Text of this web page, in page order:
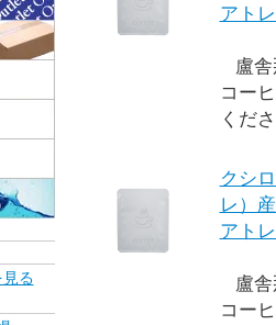
アト
盧
コー
くだ
クシ
レ）
アト
盧
コー